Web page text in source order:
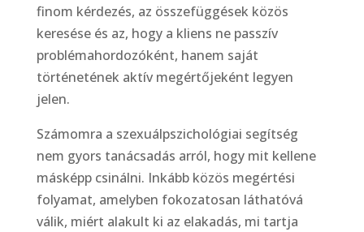
finom kérdezés, az összefüggések közös
keresése és az, hogy a kliens ne passzív
problémahordozóként, hanem saját
történetének aktív megértőjeként legyen
jelen.
Számomra a szexuálpszichológiai segítség
nem gyors tanácsadás arról, hogy mit kellene
másképp csinálni. Inkább közös megértési
folyamat, amelyben fokozatosan láthatóvá
válik, miért alakult ki az elakadás, mi tartja